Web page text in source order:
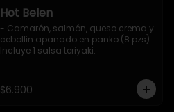
Hot Belen
- Camarón, salmón, queso crema y
cebollin apanado en panko (8 pzs).
Incluye 1 salsa teriyaki.
$6.900